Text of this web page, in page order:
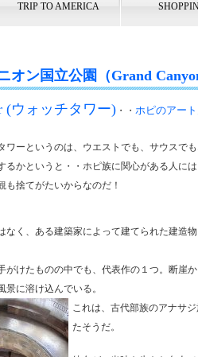
TRIP TO AMERICA
オン国立公園（Grand
(ウォッチタワー)・・ ホピのアー
ワーというのは、ウエストでも、サウスで
るかというと・・ホピ族に関心がある人に
も捨てがたいからなのだ！
なく、ある建築家によって建てられた建造
がけたものの中でも、代表作の１つ。断崖
景に溶け込んでいる。
これは、古代部族のアナサ
たそうだ。